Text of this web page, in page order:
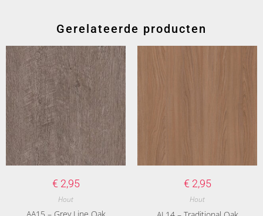
Gerelateerde producten
€ 2,95
Hout
AA15 – Grey Line Oak
€ 2,95
Hout